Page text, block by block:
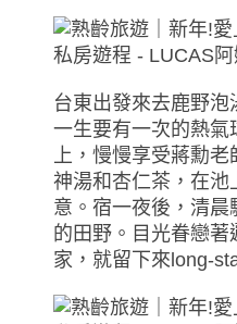
台東出發來去鹿野
一生要有一次的熱
上，慢慢享受蔣勳
神湯和杏仁茶，在池
意。宿一夜後，清
的田野。目光眷戀著
家，就留下來long-